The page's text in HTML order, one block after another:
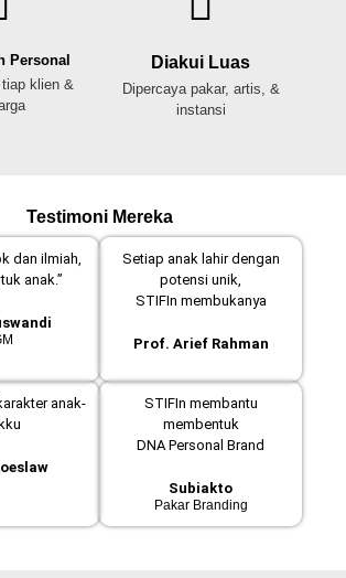
Personal
klien &
Diakui Luas
Dipercaya pakar, artis, &
instansi
Testimoni Mereka
dan ilmiah,
anak.”
Setiap anak lahir dengan
potensi unik,
STIFIn membukanya
Prof. Arief Rahman
anak-
STIFIn membantu
membentuk
DNA Personal Brand
Subiakto
Pakar Branding